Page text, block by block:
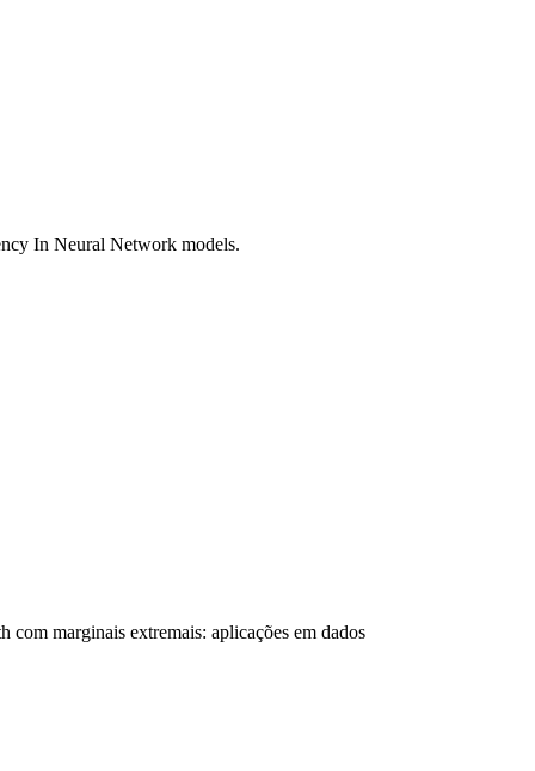
In Neural Network models.
marginais extremais: aplicações em dados